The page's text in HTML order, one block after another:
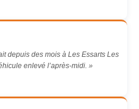
depuis des mois à Les Essarts Les
enlevé l’après-midi. »